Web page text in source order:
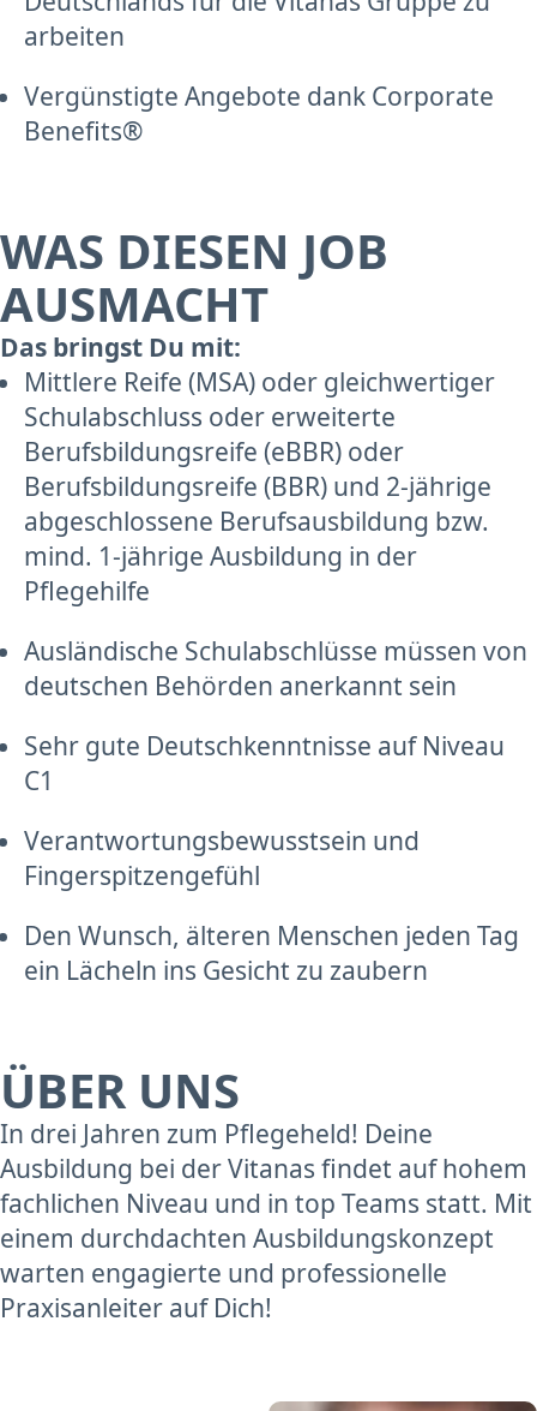
arbeiten
Vergünstigte Angebote dank Corporate
Benefits®
WAS DIESEN JOB
AUSMACHT
Das bringst Du mit:
Mittlere Reife (MSA) oder gleichwertiger
Schulabschluss oder erweiterte
Berufsbildungsreife (eBBR) oder
Berufsbildungsreife (BBR) und 2-jährige
abgeschlossene Berufsausbildung bzw.
mind. 1-jährige Ausbildung in der
Pflegehilfe
Ausländische Schulabschlüsse müssen von
deutschen Behörden anerkannt sein
Sehr gute Deutschkenntnisse auf Niveau
C1
Verantwortungsbewusstsein und
Fingerspitzengefühl
Den Wunsch, älteren Menschen jeden Tag
ein Lächeln ins Gesicht zu zaubern
ÜBER UNS
In drei Jahren zum Pflegeheld! Deine
Ausbildung bei der Vitanas findet auf hohem
fachlichen Niveau und in top Teams statt. Mit
einem durchdachten Ausbildungskonzept
warten engagierte und professionelle
Praxisanleiter auf Dich!